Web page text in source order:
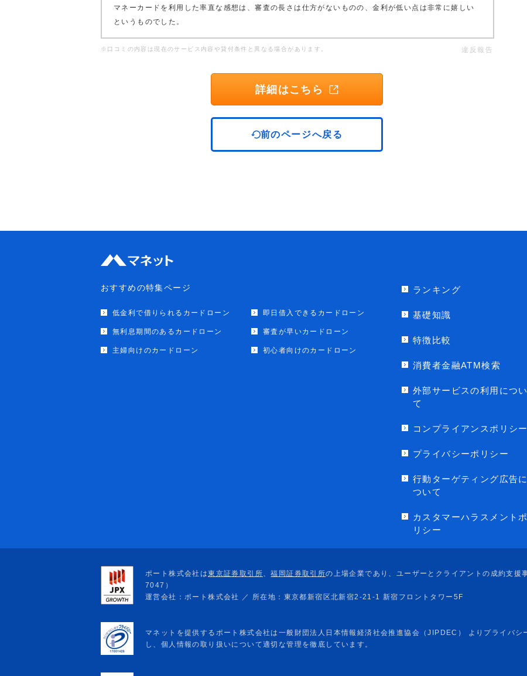
マネーカードを利用した率直な感想は、審査の長さは仕方がないものの、金利が低い点は非常に嬉しい
というものでした。
※口コミの内容は現在のサービス内容や貸付条件と異なる場合があります。 違反報告
詳細はこちら
前のページへ戻る
おすすめの特集ページ
低金利で借りられるカードローン 即日借入できるカードローン
無利息期間のあるカードローン 審査が早いカードローン
主婦向けのカードローン 初心者向けのカードローン
ランキング
基礎知識
特徴比較
消費者金融ATM検索
外部サービスの利用につい
て
コンプライアンスポリシー
プライバシーポリシー
行動ターゲティング広告に
ついて
カスタマーハラスメントポ
リシー